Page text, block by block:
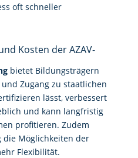
oft schneller
Kosten der AZAV-
bietet Bildungsträgern
Zugang zu staatlichen
lässt, verbessert
und kann langfristig
profitieren. Zudem
Möglichkeiten der
Flexibilität.